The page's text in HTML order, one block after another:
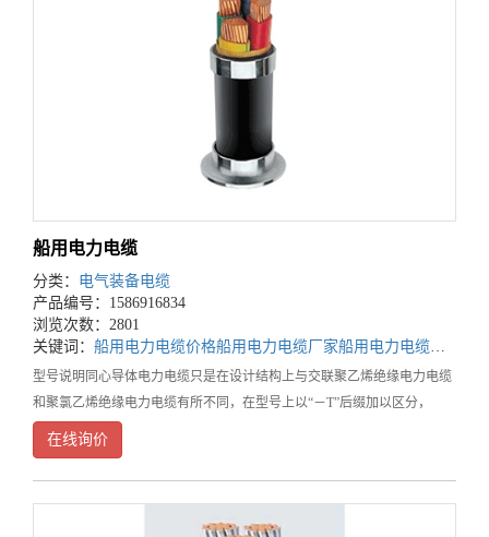
船用电力电缆
分类：
电气装备电缆
产品编号：1586916834
浏览次数：2801
关键词： 船用电力电缆价格船用电力电缆厂家船用电力电缆公司
型号说明同心导体电力电缆只是在设计结构上与交联聚乙烯绝缘电力电缆
和聚氯乙烯绝缘电力电缆有所不同，在型号上以“－T”后缀加以区分，
如：VV-T、YJV-T、YJLV22-T等等。使用特性项目性能额定电压
Uo/U0.6/1kV长期允许工作温
在线询价